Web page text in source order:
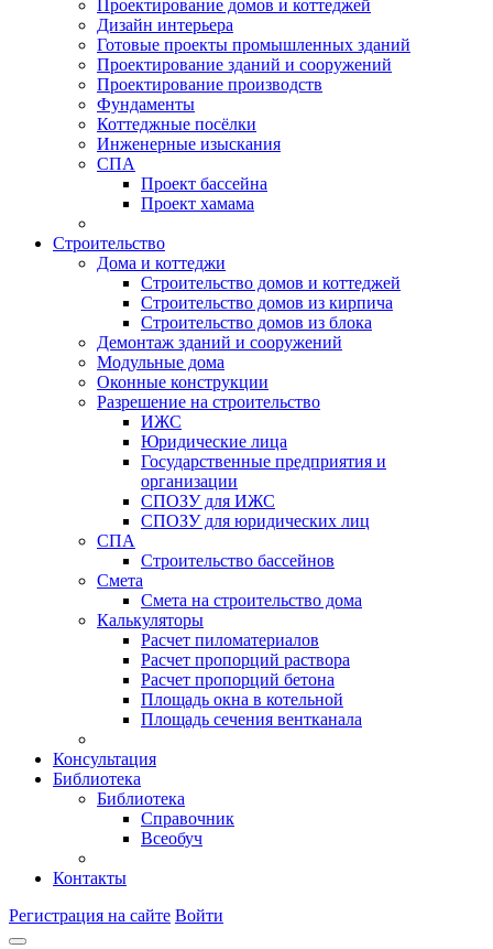
Проектирование домов и коттеджей
Дизайн интерьера
Готовые проекты промышленных зданий
Проектирование зданий и сооружений
Проектирование производств
Фундаменты
Коттеджные посёлки
Инженерные изыскания
СПА
Проект бассейна
Проект хамама
Строительство
Дома и коттеджи
Строительство домов и коттеджей
Строительство домов из кирпича
Строительство домов из блока
Демонтаж зданий и сооружений
Модульные дома
Оконные конструкции
Разрешение на строительство
ИЖС
Юридические лица
Государственные предприятия и
организации
СПОЗУ для ИЖС
СПОЗУ для юридических лиц
СПА
Строительство бассейнов
Смета
Смета на строительство дома
Калькуляторы
Расчет пиломатериалов
Расчет пропорций раствора
Расчет пропорций бетона
Площадь окна в котельной
Площадь сечения вентканала
Консультация
Библиотека
Библиотека
Справочник
Всеобуч
Контакты
Регистрация на сайте Войти